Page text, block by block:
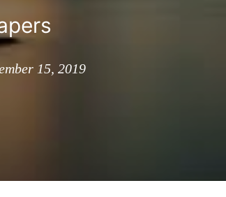
15, 2019